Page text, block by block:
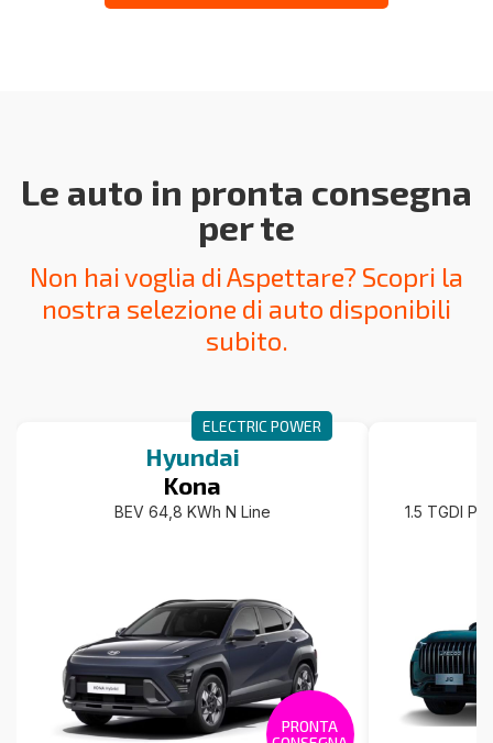
Le auto in pronta consegna
per te
Non hai voglia di Aspettare? Scopri la
nostra selezione di auto disponibili
subito.
Hyundai
Kona
BEV 64,8 KWh N Line
ELECTRIC POWER
PRONTA
1.5 TGDI